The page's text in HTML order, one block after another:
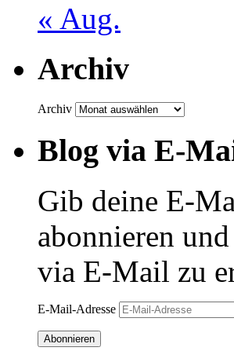
« Aug.
Archiv
Archiv
Blog via E-
Gib deine E-
abonnieren
via E-Mail zu
E-Mail-Adresse
Abonnieren